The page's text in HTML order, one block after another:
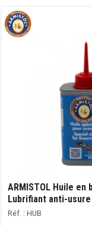
ARMISTOL Huile en
Lubrifiant anti-
Réf. : HUB